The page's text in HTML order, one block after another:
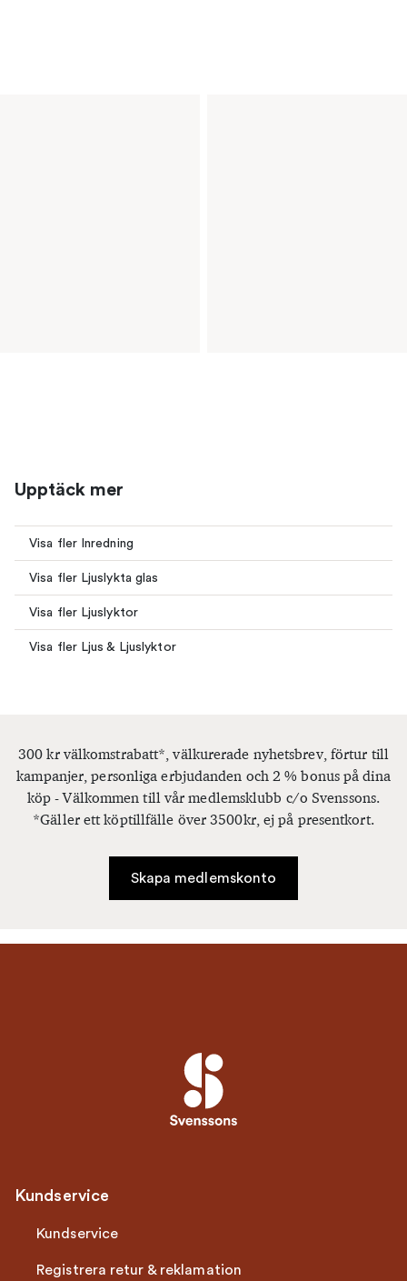
Upptäck mer
Visa fler Inredning
Visa fler Ljuslykta glas
Visa fler Ljuslyktor
Visa fler Ljus & Ljuslyktor
300 kr välkomstrabatt*, välkurerade nyhetsbrev, förtur till
kampanjer, personliga erbjudanden och 2 % bonus på dina
köp - Välkommen till vår medlemsklubb c/o Svenssons.
*Gäller ett köptillfälle över 3500kr, ej på presentkort.
Skapa medlemskonto
Kundservice
Kundservice
Registrera retur & reklamation